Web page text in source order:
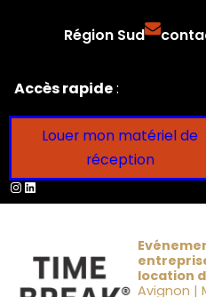
Région Sud
Accès rapide:
Louer mon matériel de
réception
Instagram
LinkedIn
location
Avignon |